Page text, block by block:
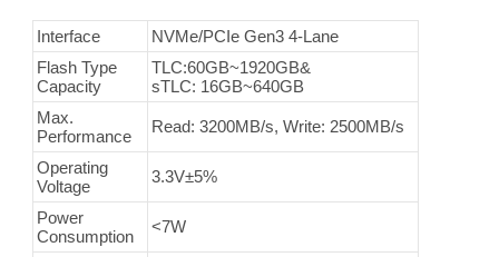
Interface
NVMe/PCIe Gen3 4-Lane
Flash Type
Capacity
TLC:60GB~1920GB&
sTLC: 16GB~640GB
Max.
Performance
Read: 3200MB/s, Write: 2500MB/s
Operating
Voltage
3.3V±5%
Power
Consumption
<7W